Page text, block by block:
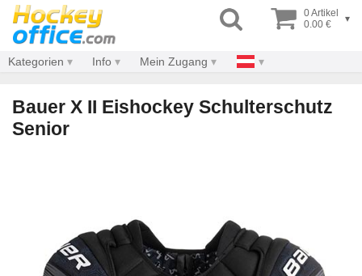
0 Artikel
0.00 €
▾
Kategorien Info Mein Zugang
Bauer X II Eishockey Schulterschutz
Senior